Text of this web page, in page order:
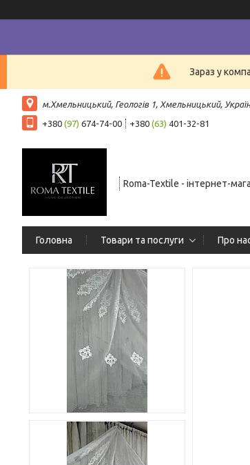
Зараз у
м.Хмельницький, Геологів 1, Хмельницький,
+380 (97) 674-74-00 +380 (63) 401-32-81
Roma-Textile - інтернет-
Головна Товари та послуги Про